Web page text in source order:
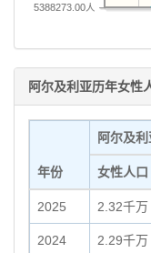
5388273.00人
阿尔及利亚历年女性
年份
阿尔及利
女性人口
2025 2.32千
2024 2.29千